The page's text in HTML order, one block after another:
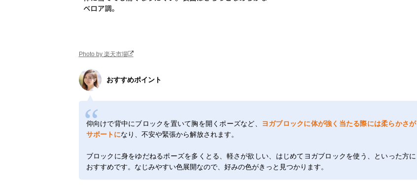
Photo by 楽天市場
おすすめポイント
仰向けで背中にブロックを置いて胸を開くポーズなど、
ヨガブロックに体が強く当たる際には柔らかさが
サポートになり、不安や緊張から解放されます。
ブロックに身をゆだねるポーズを多くとる、軽さが欲しい、はじめてヨガブロックを使う、といった方に
おすすめです。なじみやすい色展開なので、好みの色がきっと見つかります。